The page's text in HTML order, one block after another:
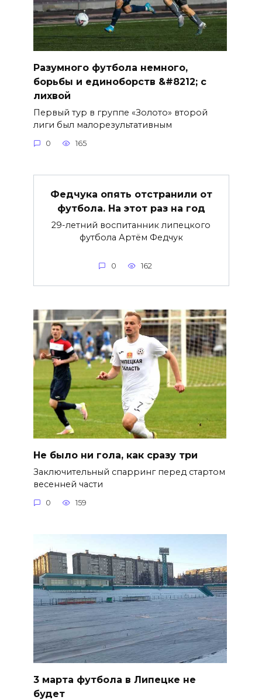
Разумного футбола немного,
борьбы и единоборств &#8212; с
лихвой
Первый тур в группе «Золото» второй
лиги был малорезультативным
0 165
Федчука опять отстранили от
футбола. На этот раз на год
29-летний воспитанник липецкого
футбола Артём Федчук
0 162
Не было ни гола, как сразу три
Заключительный спарринг перед стартом
весенней части
0 159
3 марта футбола в Липецке не
будет